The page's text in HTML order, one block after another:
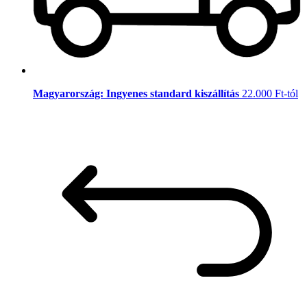
Magyarország: Ingyenes standard kiszállítás 22.000 Ft-tól